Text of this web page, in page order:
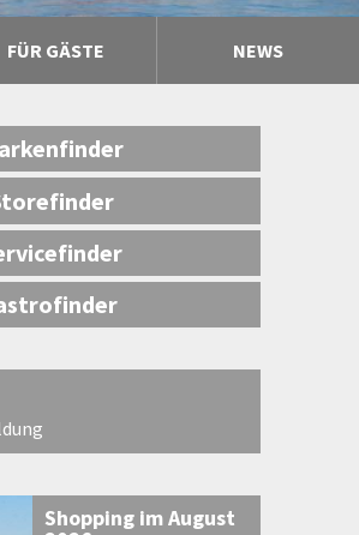
FÜR GÄSTE NEWS
Shopping im August